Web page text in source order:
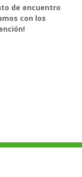
de encuentro
con los